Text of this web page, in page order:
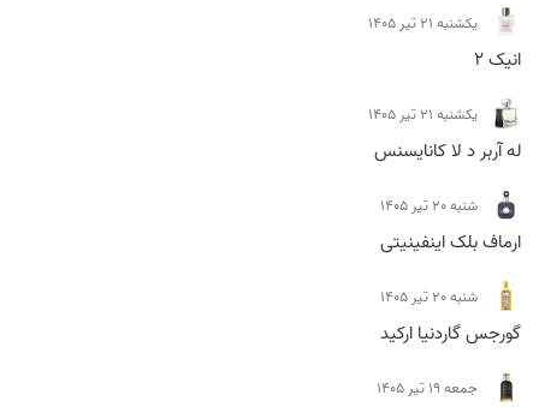
يكشنبه 21 تیر 1405
انیک 2
يكشنبه 21 تیر 1405
له آربر د لا کانایسنس
شنبه 20 تیر 1405
ارماف بلک اینفینیتی
شنبه 20 تیر 1405
گورجس گاردنیا ارکید
جمعه 19 تیر 1405